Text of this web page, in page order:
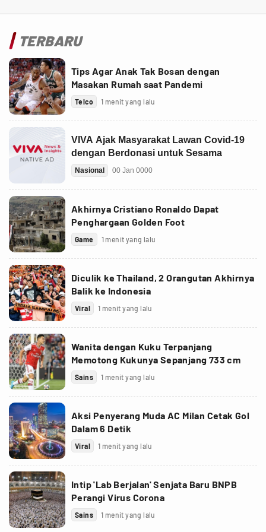
TERBARU
Tips Agar Anak Tak Bosan dengan
Masakan Rumah saat Pandemi
Telco 1 menit yang lalu
Akhirnya Cristiano Ronaldo Dapat
Penghargaan Golden Foot
Game 1 menit yang lalu
Diculik ke Thailand, 2 Orangutan Akhirnya
Balik ke Indonesia
Viral 1 menit yang lalu
Wanita dengan Kuku Terpanjang
Memotong Kukunya Sepanjang 733 cm
Sains 1 menit yang lalu
Aksi Penyerang Muda AC Milan Cetak Gol
Dalam 6 Detik
Viral 1 menit yang lalu
Intip 'Lab Berjalan' Senjata Baru BNPB
Perangi Virus Corona
Sains 1 menit yang lalu